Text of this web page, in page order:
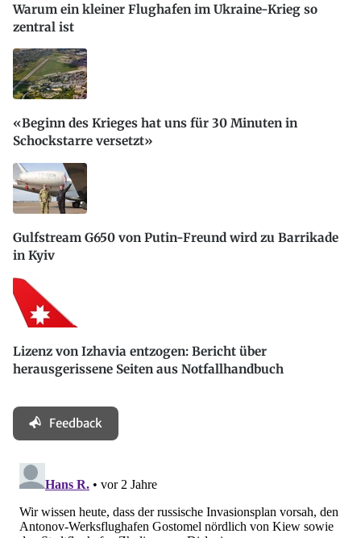
Warum ein kleiner Flughafen im Ukraine-Krieg so
zentral ist
«Beginn des Krieges hat uns für 30 Minuten in
Schockstarre versetzt»
Gulfstream G650 von Putin-Freund wird zu Barrikade
in Kyiv
Lizenz von Izhavia entzogen: Bericht über
herausgerissene Seiten aus Notfallhandbuch
Feedback